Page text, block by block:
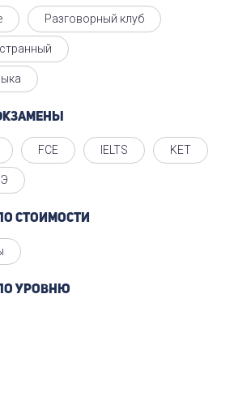
Разговорный клуб
FCE IELTS KET
стоимости
уровню